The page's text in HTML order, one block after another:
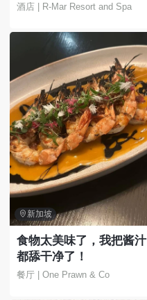
酒店 | R-Mar Resort and Spa
 新加坡
食物太美味了，我把酱汁
都舔干净了！
餐厅 | One Prawn & Co